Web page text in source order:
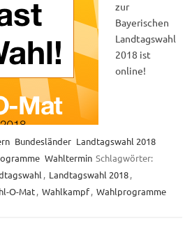
zur
Bayerischen
Landtagswahl
2018 ist
online!
Bundesländer Landtagswahl 2018
Wahltermin Schlagwörter:
, Landtagswahl 2018,
O-Mat, Wahlkampf, Wahlprogramme